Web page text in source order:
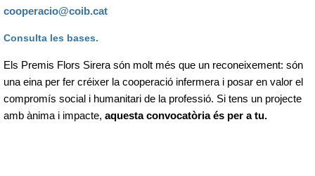
cooperacio@coib.cat
Consulta les bases.
Els Premis Flors Sirera són molt més que un reconeixement: són
una eina per fer créixer la cooperació infermera i posar en valor el
compromís social i humanitari de la professió. Si tens un projecte
amb ànima i impacte, aquesta convocatòria és per a tu.